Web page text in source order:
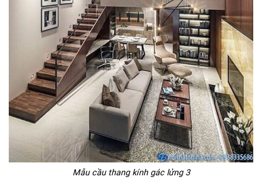
Mẫu cầu thang kính gác lửng 3